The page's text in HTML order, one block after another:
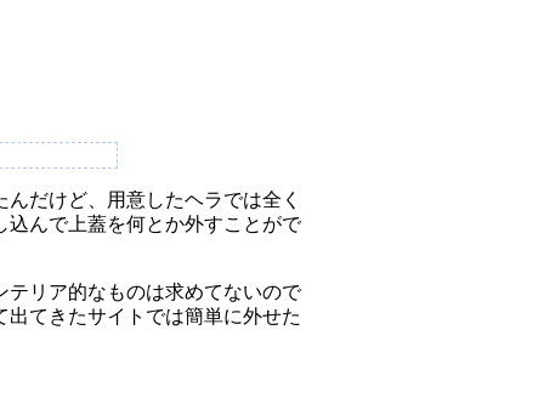
だけど、用意したヘラでは全く
込んで上蓋を何とか外すことがで
テリア的なものは求めてないので
てきたサイトでは簡単に外せた